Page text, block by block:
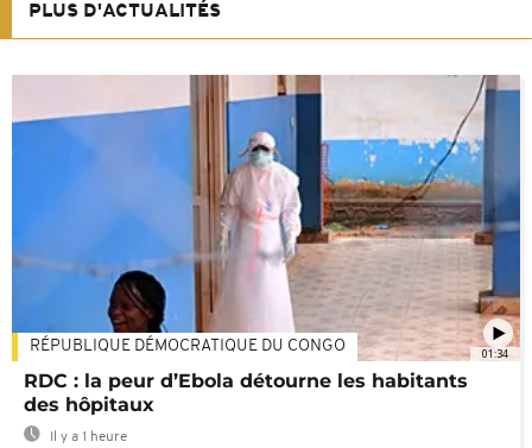
PLUS D'ACTUALITÉS
01:34
RÉPUBLIQUE DÉMOCRATIQUE DU CONGO
RDC : la peur d’Ebola détourne les habitants
des hôpitaux
Il y a 1 heure